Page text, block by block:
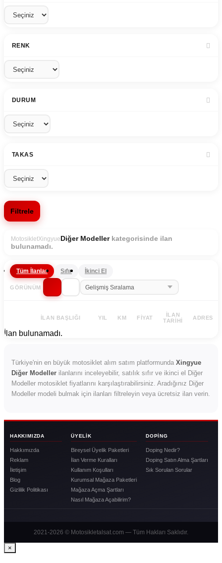
RENK
DURUM
TAKAS
Filtrele
MotosikletXingyue Diğer Modellerkategorisinde ilan
bulunamadı.
Tüm İlanlar Sıfır İkinci El
GÖRÜNÜM
İLAN BAŞLIĞI YIL KM FIYAT
İLAN
TARIHI
ADRES
İlan bulunamadı.
Türkiye'nin en büyük motosiklet alım satım platformunda Xingyue
Diğer Modeller ilanlarını inceleyebilir, satılık sıfır ve ikinci el Diğer
Modeller motosiklet fiyatlarını karşılaştırabilirsiniz. Aradığınız Diğer
Modeller modeli bulmak için ilanları filtreleyin veya ücretsiz ilan verin.
HAKKIMIZDA
Hakkımızda
Reklam
İletişim
Blog
Gizlilik Politikası
ÜYELIK
Bireysel Üyelik Paketleri
İlan Verme Kuralları
Kullanım Koşulları
Kurumsal Mağaza Paketleri
Mağaza Açma Şartları
Nasıl Mağaza Açabilirim?
DOPING
Doping Nedir?
Doping Satın Alma Şartları
Sık Sorulan Sorular
2021-2026 © Motosikletalsat.com — Tüm Hakları Saklıdır.
×